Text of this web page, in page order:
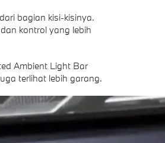
bagian kisi-kisinya.
kontrol yang lebih
Ambient Light Bar
terlihat lebih garang.